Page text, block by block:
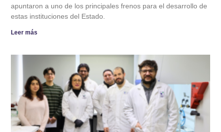
apuntaron a uno de los principales frenos para el desarrollo de
estas instituciones del Estado.
Leer más